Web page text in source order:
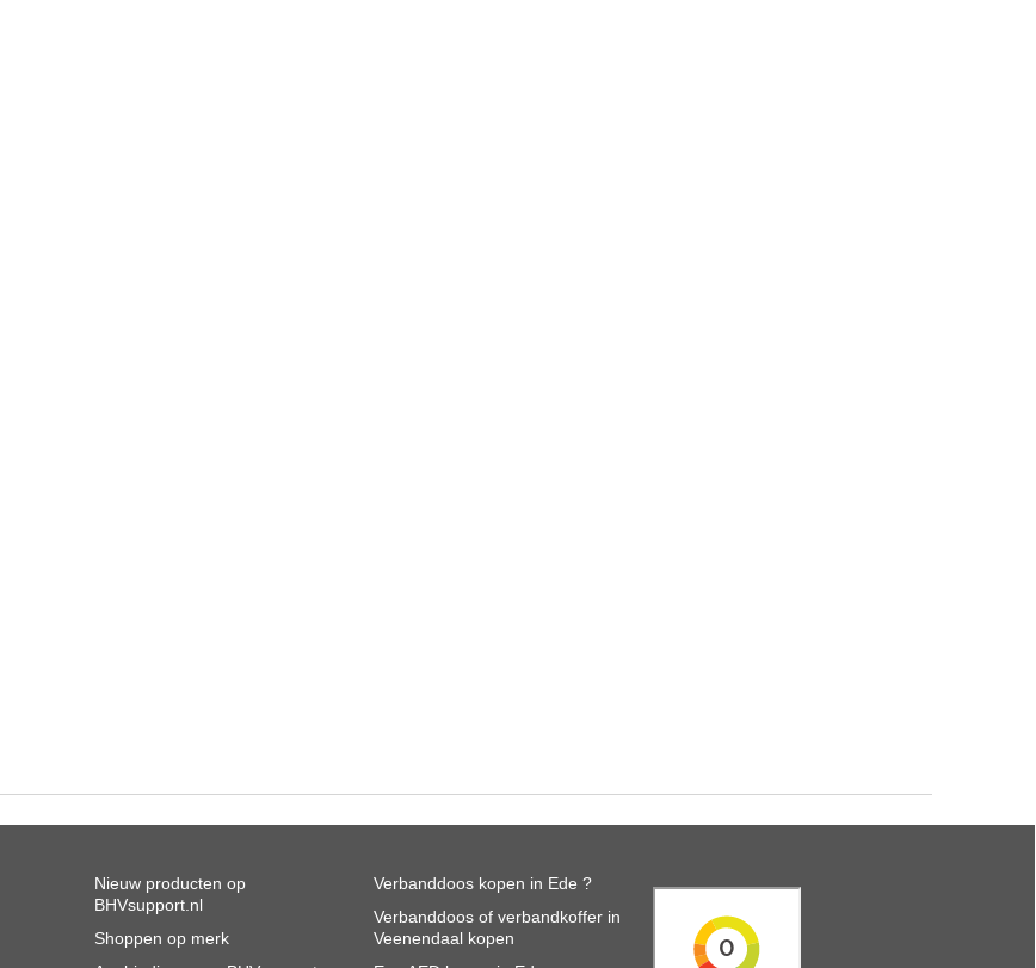
Nieuw producten op
BHVsupport.nl
Shoppen op merk
Verbanddoos kopen in Ede ?
Verbanddoos of verbandkoffer in
Veenendaal kopen